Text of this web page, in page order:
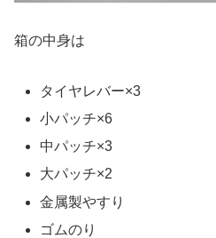
箱の中身は
タイヤレバー×3
小パッチ×6
中パッチ×3
大パッチ×2
金属製やすり
ゴムのり